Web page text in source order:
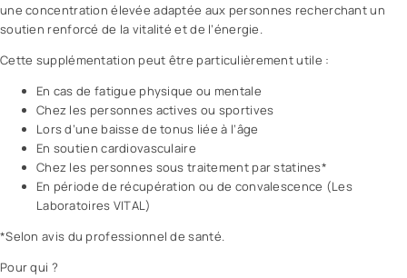
une concentration élevée adaptée aux personnes recherchant un
soutien renforcé de la vitalité et de l’énergie.
Cette supplémentation peut être particulièrement utile :
En cas de fatigue physique ou mentale
Chez les personnes actives ou sportives
Lors d’une baisse de tonus liée à l’âge
En soutien cardiovasculaire
Chez les personnes sous traitement par statines*
En période de récupération ou de convalescence (Les
Laboratoires VITAL)
*Selonavis du professionnel de santé.
Pour qui ?